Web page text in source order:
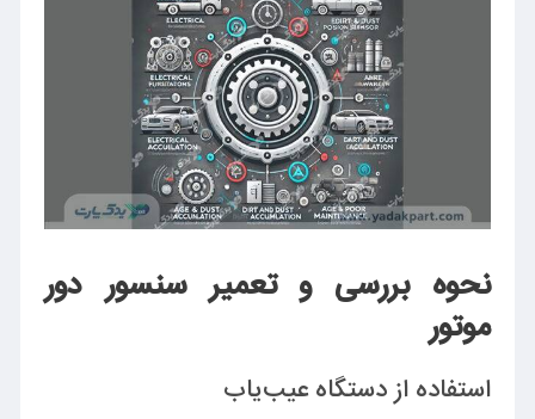
نحوه بررسی و تعمیر سنسور دور
موتور
استفاده از دستگاه عیب‌یاب